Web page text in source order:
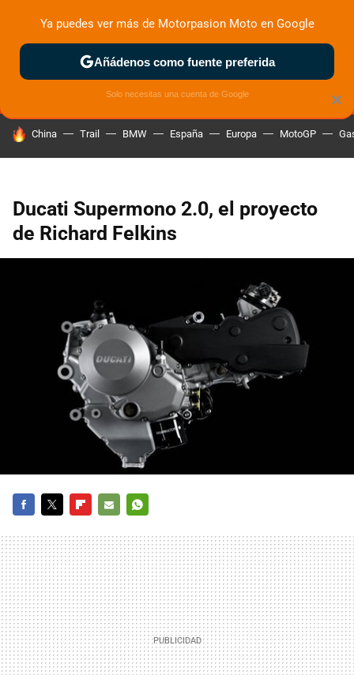
MENÚ NUEVO
ZONA DE PRUEBAS DEPORTIVAS MOTOS ELÉCTRICAS
HOY SE HABLA DE
China Trail BMW España Europa MotoGP
Ducati Supermono 2.0, el proyecto
de Richard Felkins
MAIL
×
Ya puedes ver más de Motorpasion Moto en Google
Añádenos como fuente preferida
Solo necesitas una cuenta de Google